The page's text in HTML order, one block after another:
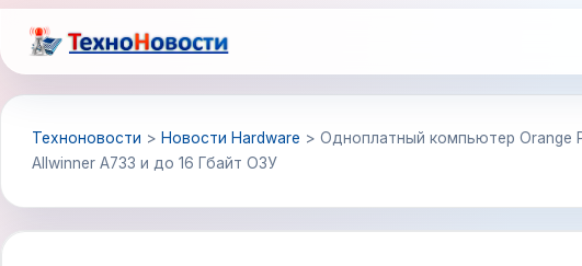
Перейти
к
содержимому
Техноновости > Новости Hardware > Одноплатный компьютер Orange
Allwinner A733 и до 16 Гбайт ОЗУ